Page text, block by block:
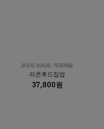
라콘후드집업
37,800원